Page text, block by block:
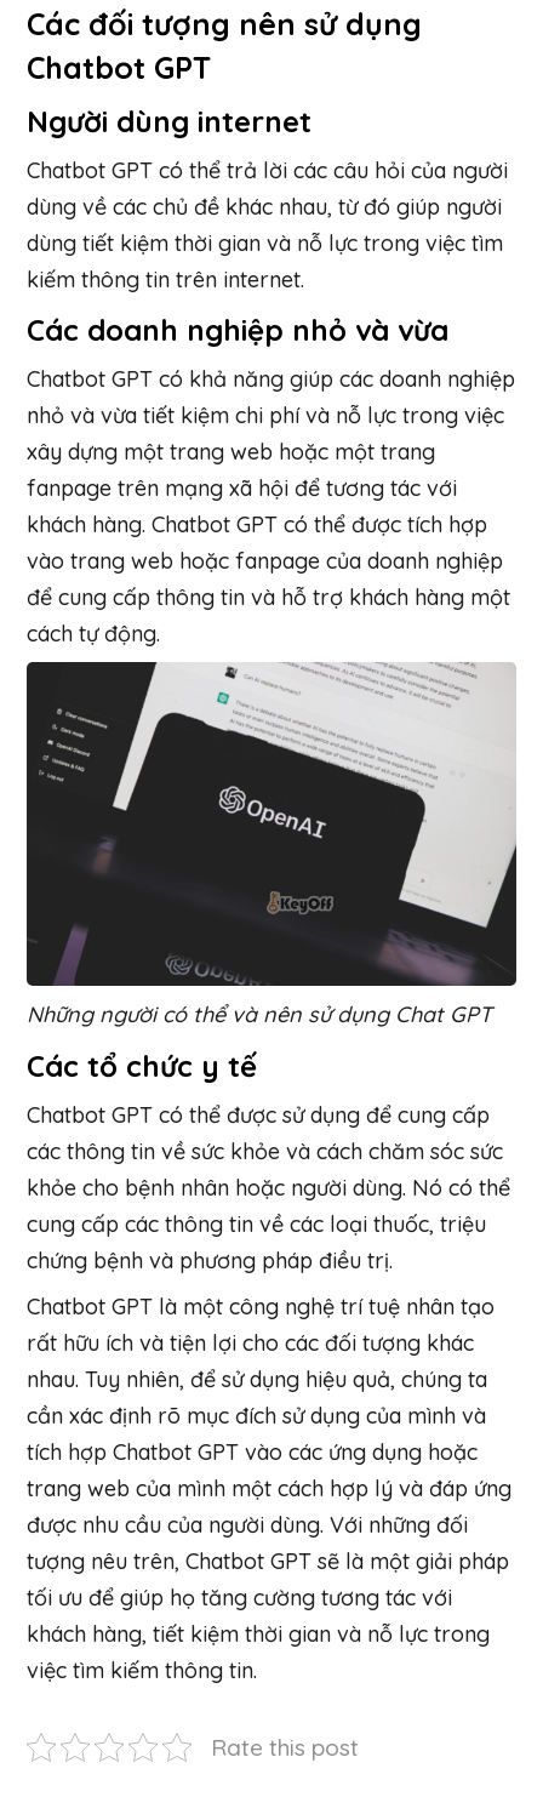
Các đối tượng nên sử dụng
Chatbot GPT
Người dùng internet
Chatbot GPT có thể trả lời các câu hỏi của người
dùng về các chủ đề khác nhau, từ đó giúp người
dùng tiết kiệm thời gian và nỗ lực trong việc tìm
kiếm thông tin trên internet.
Các doanh nghiệp nhỏ và vừa
Chatbot GPT có khả năng giúp các doanh nghiệp
nhỏ và vừa tiết kiệm chi phí và nỗ lực trong việc
xây dựng một trang web hoặc một trang
fanpage trên mạng xã hội để tương tác với
khách hàng. Chatbot GPT có thể được tích hợp
vào trang web hoặc fanpage của doanh nghiệp
để cung cấp thông tin và hỗ trợ khách hàng một
cách tự động.
Những người có thể và nên sử dụng Chat GPT
Các tổ chức y tế
Chatbot GPT có thể được sử dụng để cung cấp
các thông tin về sức khỏe và cách chăm sóc sức
khỏe cho bệnh nhân hoặc người dùng. Nó có thể
cung cấp các thông tin về các loại thuốc, triệu
chứng bệnh và phương pháp điều trị.
Chatbot GPT là một công nghệ trí tuệ nhân tạo
rất hữu ích và tiện lợi cho các đối tượng khác
nhau. Tuy nhiên, để sử dụng hiệu quả, chúng ta
cần xác định rõ mục đích sử dụng của mình và
tích hợp Chatbot GPT vào các ứng dụng hoặc
trang web của mình một cách hợp lý và đáp ứng
được nhu cầu của người dùng. Với những đối
tượng nêu trên, Chatbot GPT sẽ là một giải pháp
tối ưu để giúp họ tăng cường tương tác với
khách hàng, tiết kiệm thời gian và nỗ lực trong
việc tìm kiếm thông tin.
Rate this post